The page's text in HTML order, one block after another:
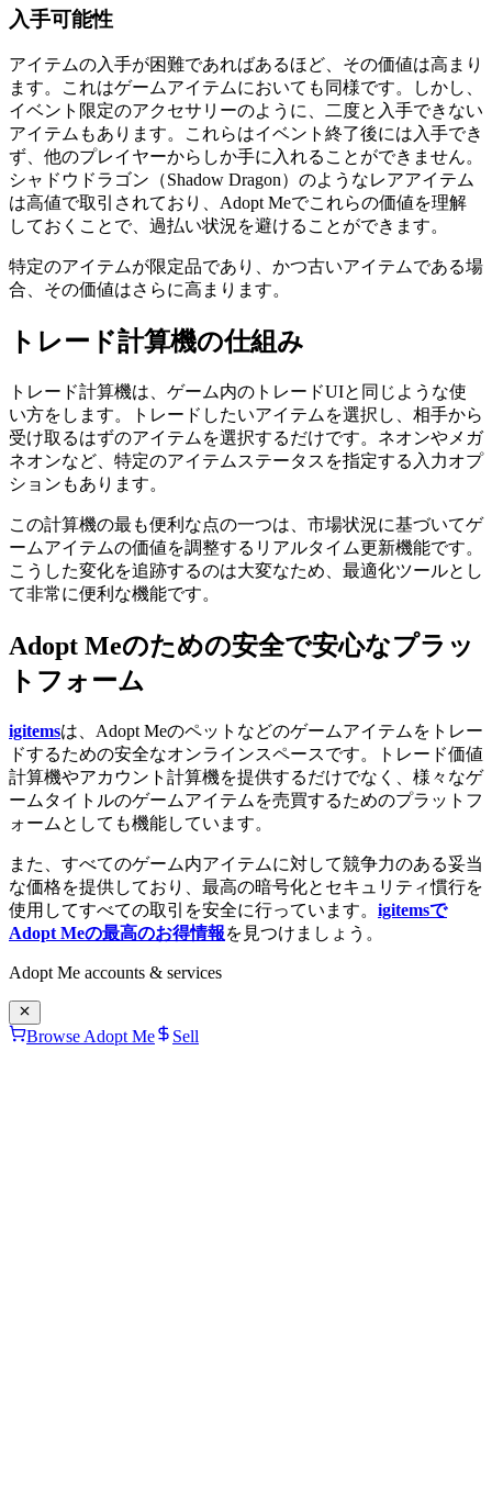
入手可能性
アイテムの入手が困難であればあるほど、その価値は高まり
ます。これはゲームアイテムにおいても同様です。しかし、
イベント限定のアクセサリーのように、二度と入手できない
アイテムもあります。これらはイベント終了後には入手でき
ず、他のプレイヤーからしか手に入れることができません。
シャドウドラゴン（Shadow Dragon）のようなレアアイテム
は高値で取引されており、Adopt Meでこれらの価値を理解
しておくことで、過払い状況を避けることができます。
特定のアイテムが限定品であり、かつ古いアイテムである場
合、その価値はさらに高まります。
トレード計算機の仕組み
トレード計算機は、ゲーム内のトレードUIと同じような使
い方をします。トレードしたいアイテムを選択し、相手から
受け取るはずのアイテムを選択するだけです。ネオンやメガ
ネオンなど、特定のアイテムステータスを指定する入力オプ
ションもあります。
この計算機の最も便利な点の一つは、市場状況に基づいてゲ
ームアイテムの価値を調整するリアルタイム更新機能です。
こうした変化を追跡するのは大変なため、最適化ツールとし
て非常に便利な機能です。
Adopt Meのための安全で安心なプラッ
トフォーム
igitemsは、Adopt Meのペットなどのゲームアイテムをトレー
ドするための安全なオンラインスペースです。トレード価値
計算機やアカウント計算機を提供するだけでなく、様々なゲ
ームタイトルのゲームアイテムを売買するためのプラットフ
ォームとしても機能しています。
また、すべてのゲーム内アイテムに対して競争力のある妥当
な価格を提供しており、最高の暗号化とセキュリティ慣行を
使用してすべての取引を安全に行っています。 igitemsで
Adopt Meの最高のお得情報を見つけましょう。
Adopt Me accounts & services
Browse Adopt Me Sell